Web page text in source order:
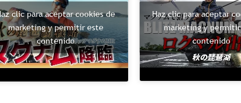
clic para aceptar cookies de
marketing y permitir este
contenido
Haz clic para aceptar
marketing y
contenido